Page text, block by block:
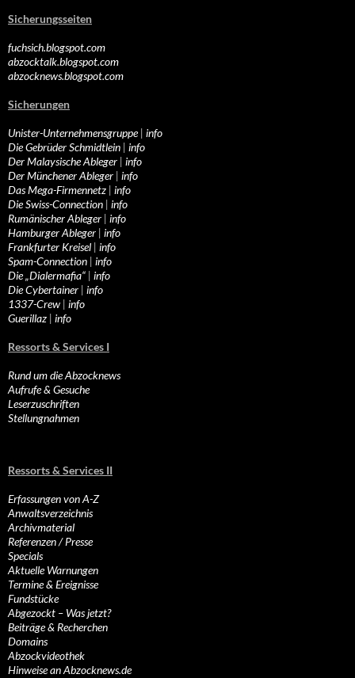
Sicherungsseiten
fuchsich.blogspot.com
abzocktalk.blogspot.com
abzocknews.blogspot.com
Sicherungen
Unister-Unternehmensgruppe| info
Die Gebrüder Schmidtlein | info
Der Malaysische Ableger | info
Der Münchener Ableger | info
Das Mega-Firmennetz | info
Die Swiss-Connection | info
Rumänischer Ableger | info
Hamburger Ableger | info
Frankfurter Kreisel | info
Spam-Connection | info
Die „Dialermafia“ | info
Die Cybertainer | info
1337-Crew | info
Guerillaz | info
Ressorts & Services I
Rund um die Abzocknews
Aufrufe & Gesuche
Leserzuschriften
Stellungnahmen
Ressorts & Services II
Erfassungen von A-Z
Anwaltsverzeichnis
Archivmaterial
Referenzen / Presse
Specials
Aktuelle Warnungen
Termine & Ereignisse
Fundstücke
Abgezockt – Was jetzt?
Beiträge & Recherchen
Domains
Abzockvideothek
Hinweise an Abzocknews.de